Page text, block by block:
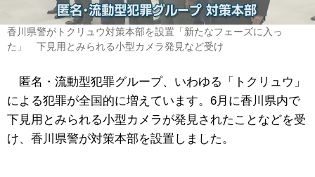
香川県警がトクリュウ対策本部を設置「新たなフェーズに入っ
た」 下見用とみられる小型カメラ発見など受け
匿名・流動型犯罪グループ、いわゆる「トクリュウ」
による犯罪が全国的に増えています。6月に香川県内で
下見用とみられる小型カメラが発見されたことなどを受
け、香川県警が対策本部を設置しました。